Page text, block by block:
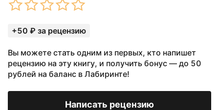
+50 ₽ за рецензию
Вы можете стать одним из первых, кто напишет
рецензию на эту книгу, и получить бонус — до 50
рублей на баланс в Лабиринте!
Написать рецензию